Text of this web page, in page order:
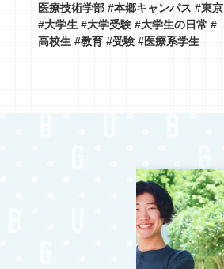
医療技術学部 #本郷キャンパス #東京
#大学生 #大学受験 #大学生の日常 #
高校生 #教育 #受験 #医療系学生